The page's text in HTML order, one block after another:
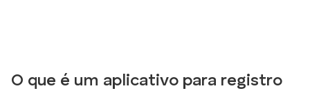
O que é um aplicativo para registro